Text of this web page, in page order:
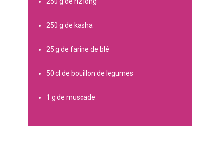
250 g de kasha
25 g de farine de blé
50 cl de bouillon de légumes
1 g de muscade